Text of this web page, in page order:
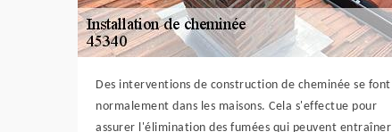
Des interventions de construction de cheminée se font
normalement dans les maisons. Cela s'effectue pour
assurer l'élimination des fumées qui peuvent entraîner